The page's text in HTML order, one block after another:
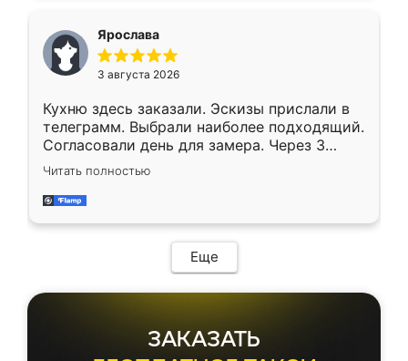
Ярослава
3 августа 2026
Кухню здесь заказали. Эскизы прислали в
телеграмм. Выбрали наиболее подходящий.
Согласовали день для замера. Через 3
недели кухня была уже готова. Остались
довольны работой. Спасибо Ренессанс
мебель за качественную работу!
Читать полностью
Еще
ЗАКАЗАТЬ